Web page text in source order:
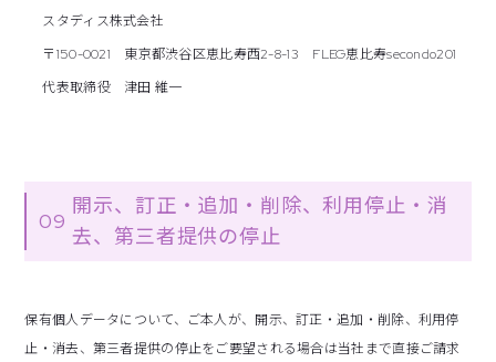
スタディス株式会社
〒150-0021 東京都渋谷区恵比寿西2-8-13 FLEG恵比寿secondo201
代表取締役 津田 維一
09
開示、訂正・追加・削除、利用停止・消
去、第三者提供の停止
保有個人データについて、ご本人が、開示、訂正・追加・削除、利用停
止・消去、第三者提供の停止をご要望される場合は当社まで直接ご請求